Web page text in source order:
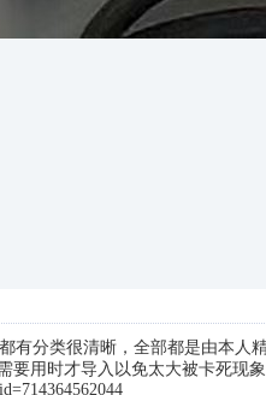
有分类很清晰，全部都是由本人
要用时才导入以免太大被卡死现象